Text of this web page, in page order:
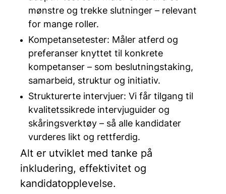
mønstre og trekke slutninger – relevant
for mange roller.
Kompetansetester: Måler atferd og
preferanser knyttet til konkrete
kompetanser – som beslutningstaking,
samarbeid, struktur og initiativ.
Strukturerte intervjuer: Vi får tilgang til
kvalitetssikrede intervjuguider og
skåringsverktøy – så alle kandidater
vurderes likt og rettferdig.
Alt er utviklet med tanke på
inkludering, effektivitet og
kandidatopplevelse.